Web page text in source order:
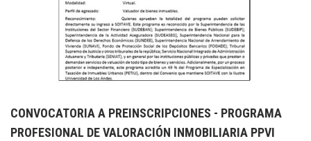
CONVOCATORIA A PREINSCRIPCIONES - PROGRAMA
PROFESIONAL DE VALORACIÓN INMOBILIARIA PPVI